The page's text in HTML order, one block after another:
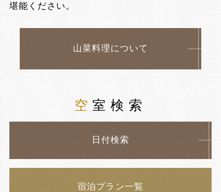
堪能ください。
山菜料理について
空室検索
日付検索
宿泊プラン一覧